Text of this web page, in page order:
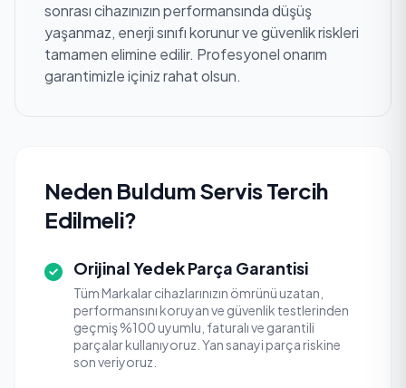
sonrası cihazınızın performansında düşüş
yaşanmaz, enerji sınıfı korunur ve güvenlik riskleri
tamamen elimine edilir. Profesyonel onarım
garantimizle içiniz rahat olsun.
Neden Buldum Servis Tercih
Edilmeli?
Orijinal Yedek Parça Garantisi
Tüm Markalar cihazlarınızın ömrünü uzatan,
performansını koruyan ve güvenlik testlerinden
geçmiş %100 uyumlu, faturalı ve garantili
parçalar kullanıyoruz. Yan sanayi parça riskine
son veriyoruz.